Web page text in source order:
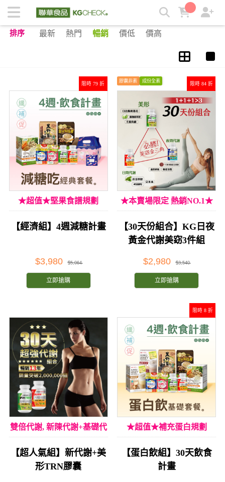
30天飲控套餐 | KGCHECK聯華食品生醫研究室
排序 最新 熱門 暢銷 價低 價高
限時 79 折
★超值★堅果食譜規劃
【經濟組】4週減糖計畫
$3,980 $5,064
立即搶購
限時 84 折
膠囊非素 成份全素
★本賣場限定 熱銷NO.1★
【30天份組合】KG日夜
黃金代謝美窈3件組
$2,980 $3,540
立即搶購
雙倍代謝, 新陳代謝+基礎代
謝
【超人氣組】新代謝+美
形TRN膠囊
限時 8 折
★超值★補充蛋白規劃
【蛋白飲組】30天飲食
計畫